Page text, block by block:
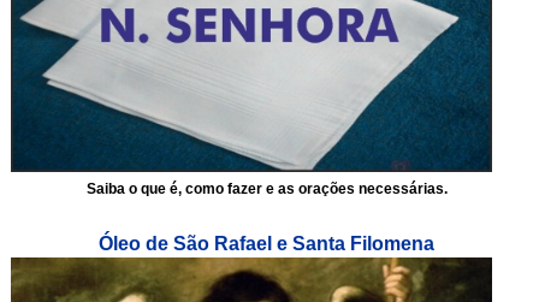
Saiba o que é, como fazer e as orações necessárias.
Óleo de São Rafael e Santa Filomena